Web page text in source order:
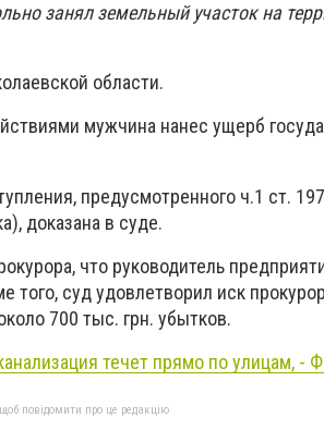
занял земельный участок на
области.
мужчина нанес ущерб
предусмотренного ч.1 ст.
доказана в суде.
что руководитель
суд удовлетворил иск
700 тыс. грн. убытков.
течет прямо по улицам, -
повідомити про це редакцію